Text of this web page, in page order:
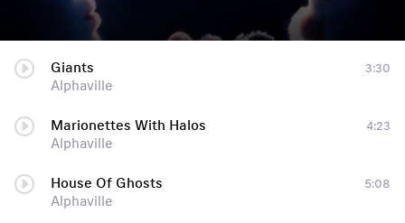
Giants
Alphaville
3:30
Marionettes With Halos
Alphaville
4:23
House Of Ghosts
Alphaville
5:08